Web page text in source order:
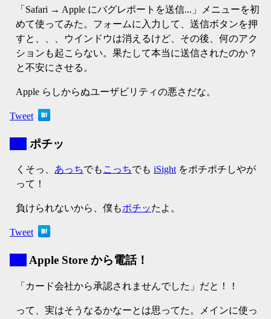
「Safari → Apple にバグレポートを送信...」メニューを初
めて使ってみた。フォームに入力して、送信ボタンを押
すと、、、ウインドウは消えるけど、その後、何のアク
ションも起こらない。果たして本当に送信されたのか？
と不安にさせる。
Apple らしからぬユーザビリティの悪さだな。
Tweet
ポチッ
くそっ、 あっちでも こっちでも iSight をポチポチしやが
って！
負けられないから、僕もポチッたよ。
Tweet
Apple Store から電話！
「カード会社から承認されませんでした」だと！！
って、実はそうなるかなーとは思ってた。メインに使っ